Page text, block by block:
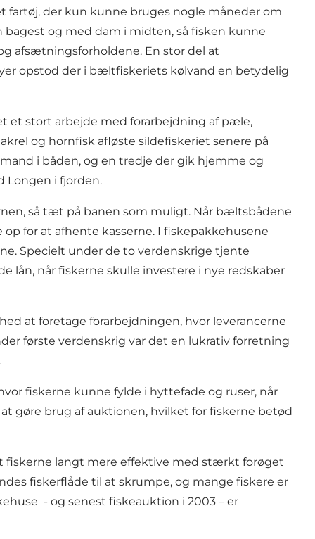
fartøj, der kun kunne bruges nogle måneder om
og med dam i midten, så fisken kunne
afsætningsforholdene. En stor del at
opstod der i bæltfiskeriets kølvand en betydelig
et stort arbejde med forarbejdning af pæle,
og hornfisk afløste sildefiskeriet senere på
i båden, og en tredje der gik hjemme og
Longen i fjorden.
så tæt på banen som muligt. Når bæltsbådene
for at afhente kasserne. I fiskepakkehusene
Specielt under de to verdenskrige tjente
lån, når fiskerne skulle investere i nye redskaber
at foretage forarbejdningen, hvor leverancerne
første verdenskrig var det en lukrativ forretning
fiskerne kunne fylde i hyttefade og ruser, når
gøre brug af auktionen, hvilket for fiskerne betød
fiskerne langt mere effektive med stærkt forøget
fiskerflåde til at skrumpe, og mange fiskere er
- og senest fiskeauktion i 2003 – er